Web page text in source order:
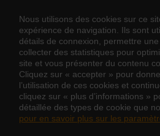
Nous utilisons des cookies sur ce
expérience de navigation. Ils sont
détails de connexion, permettre
collecter des statistiques pour
site et vous présenter du contenu
Cliquez sur « accepter » pour
l’utilisation de ces cookies et
cliquez sur « plus d’informations »
détaillée des types de cookie que
pour en savoir plus sur les